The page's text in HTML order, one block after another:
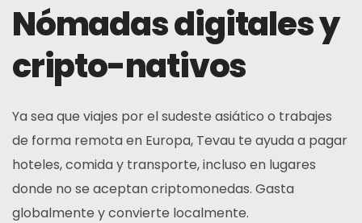
Nómadas digitales y
cripto-nativos
Ya sea que viajes por el sudeste asiático o trabajes
de forma remota en Europa, Tevau te ayuda a pagar
hoteles, comida y transporte, incluso en lugares
donde no se aceptan criptomonedas. Gasta
globalmente y convierte localmente.